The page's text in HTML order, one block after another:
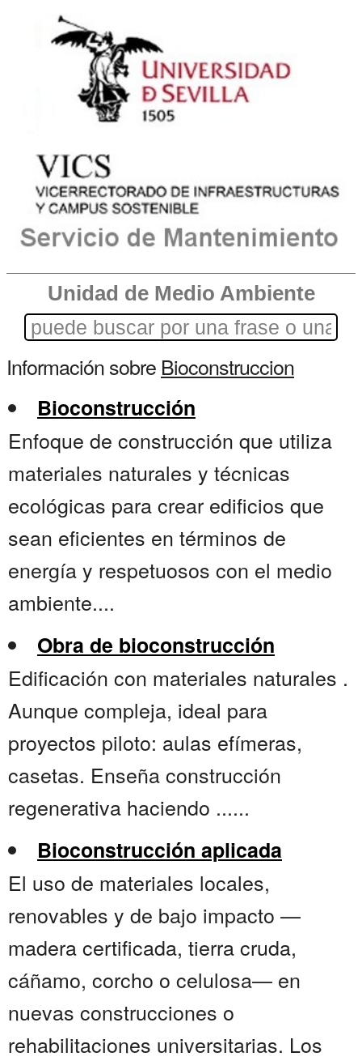
Unidad de Medio Ambiente
Información sobre Bioconstruccion
Bioconstrucción
Enfoque de construcción que utiliza
materiales naturales y técnicas
ecológicas para crear edificios que
sean eficientes en términos de
energía y respetuosos con el medio
ambiente....
Obra de bioconstrucción
Edificación con materiales naturales .
Aunque compleja, ideal para
proyectos piloto: aulas efímeras,
casetas. Enseña construcción
regenerativa haciendo ......
Bioconstrucción aplicada
El uso de materiales locales,
renovables y de bajo impacto —
madera certificada, tierra cruda,
cáñamo, corcho o celulosa— en
nuevas construcciones o
rehabilitaciones universitarias. Los